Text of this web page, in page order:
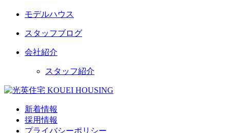
モデルハウス
スタッフブログ
会社紹介
スタッフ紹介
新着情報
採用情報
プライバシーポリシー